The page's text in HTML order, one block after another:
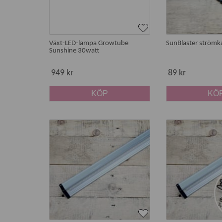
Växt-LED-lampa Growtube
Sunshine 30watt
949 kr
KÖP
SunBlaster
89 kr